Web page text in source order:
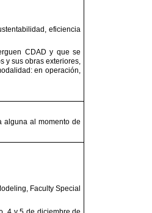
eficiencia
CDAD y que se
y sus obras exteriores,
en operación,
alguna al momento de
Faculty Special